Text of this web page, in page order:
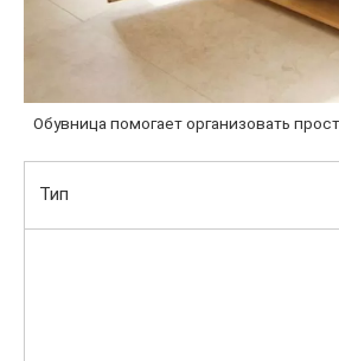
Обувница помогает организовать
Тип